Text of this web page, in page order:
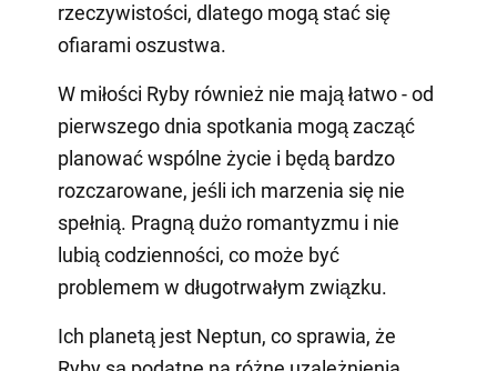
rzeczywistości, dlatego mogą stać się
ofiarami oszustwa.
W miłości Ryby również nie mają łatwo - od
pierwszego dnia spotkania mogą zacząć
planować wspólne życie i będą bardzo
rozczarowane, jeśli ich marzenia się nie
spełnią. Pragną dużo romantyzmu i nie
lubią codzienności, co może być
problemem w długotrwałym związku.
Ich planetą jest Neptun, co sprawia, że